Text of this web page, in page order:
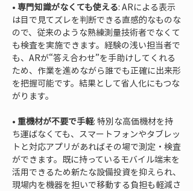
• 専門知識がなくても使える: ARによる表示
は目で見てズレを判断できる直感的なものな
ので、従来のような熟練測量技術者でなくて
も検査を実施できます。経験の浅い担当者で
も、ARが“答え合わせ”を手助けしてくれる
ため、作業を進めながら誰でも正確に出来形
を把握可能です。結果として省人化にもつな
• 重機材が不要で手軽: 特別な高価機材を持
ち運ばなくても、スマートフォンやタブレッ
トと対応アプリがあればその場で測定・検査
ができます。既に持っているモバイル端末を
活用できるため新たな設備投資を抑えられ、
現場内を機器を担いで移動する負担も軽減さ